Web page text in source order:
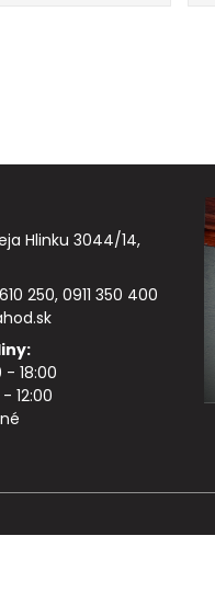
Hlinku 3044/14,
250, 0911 350 400
- 18:00
12:00